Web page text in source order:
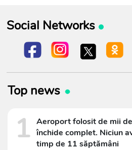
Social Networks
Top news
1 Aeroport folosit de mii
închide complet. Niciun
timp de 11 săptămâni